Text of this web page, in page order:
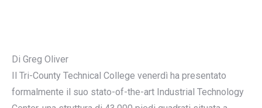
Di Greg Oliver
Il Tri-County Technical College venerdì ha presentato
formalmente il suo stato-of-the-art Industrial Technology